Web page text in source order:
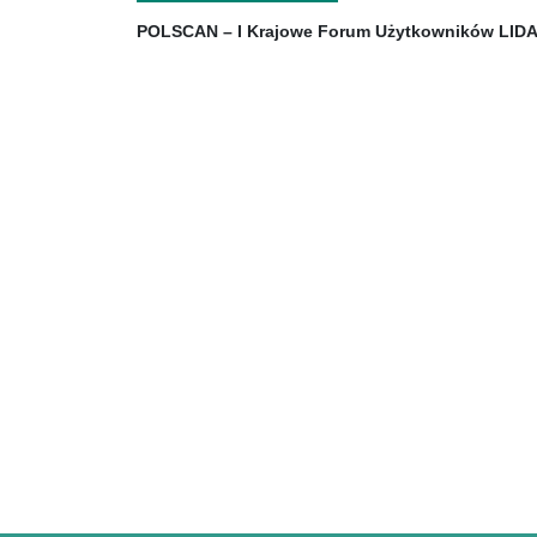
POLSCAN – I Krajowe Forum Użytkowników